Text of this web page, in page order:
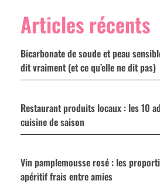
Articles récents
Bicarbonate de soude et peau
dit vraiment (et ce qu’elle ne dit pas)
Restaurant produits locaux : les 10
cuisine de saison
Vin pamplemousse rosé : les
apéritif frais entre amies